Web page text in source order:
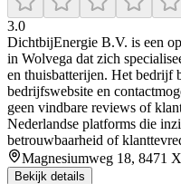
3.0
DichtbijEnergie B.V. is een
in Wolvega dat zich
en thuisbatterijen. Het bedrijf
bedrijfswebsite en
geen vindbare reviews of
Nederlandse platforms die
betrouwbaarheid of
Magnesiumweg 18, 8471
Bekijk details